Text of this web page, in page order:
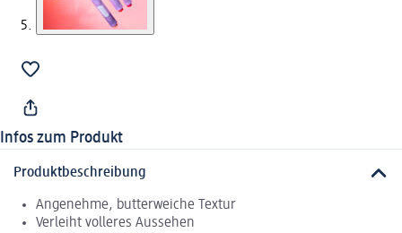
Infos zum Produkt
Produktbeschreibung
Angenehme, butterweiche Textur
Verleiht volleres Aussehen